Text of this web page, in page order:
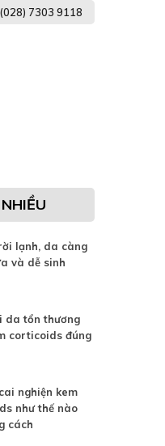
7303 9118
lạnh, da càng
và dễ sinh
da tổn thương
corticoids đúng
nghiện kem
như thế nào
cách